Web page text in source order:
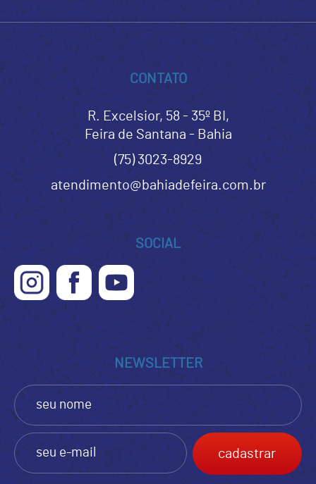
CONTATO
R. Excelsior, 58 - 35º BI,
Feira de Santana - Bahia
(75) 3023-8929
atendimento@bahiadefeira.com.br
SOCIAL
NEWSLETTER